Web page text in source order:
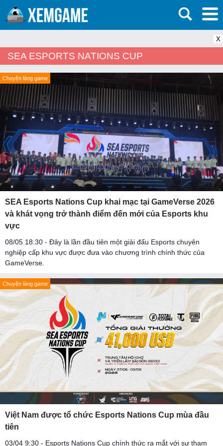
X
SEA ESPORTS NATIONS CUP
Chuyện làng game
SEA Esports Nations Cup khai mạc tại GameVerse 2026
và khát vọng trở thành điểm đến mới của Esports khu
vực
08/05 18:30 - Đây là lần đầu tiên một giải đấu Esports chuyên
nghiệp cấp khu vực được đưa vào chương trình chính thức của
GameVerse.
Chuyện làng game
Việt Nam được tổ chức Esports Nations Cup mùa đầu
tiên
03/04 9:30 - Esports Nations Cup chính thức ra mắt với sự tham